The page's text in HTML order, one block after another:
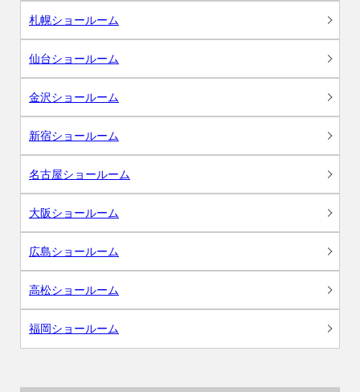
札幌ショールーム
仙台ショールーム
金沢ショールーム
新宿ショールーム
名古屋ショールーム
大阪ショールーム
広島ショールーム
高松ショールーム
福岡ショールーム